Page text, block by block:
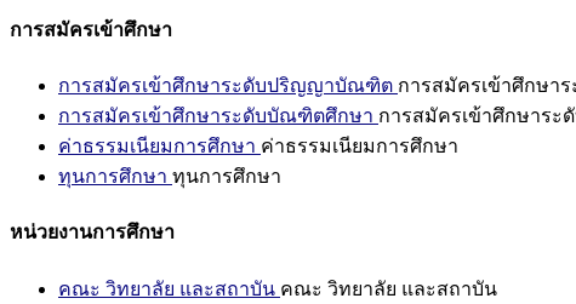
การสมัครเข้าศึกษา
การสมัครเข้าศึกษาระดับปริญญาบัณฑิต การสมัครเข้าศึกษ
การสมัครเข้าศึกษาระดับบัณฑิตศึกษา การสมัครเข้าศึกษาร
ค่าธรรมเนียมการศึกษา ค่าธรรมเนียมการศึกษา
ทุนการศึกษา ทุนการศึกษา
หน่วยงานการศึกษา
คณะ วิทยาลัย และสถาบัน คณะ วิทยาลัย และสถาบัน